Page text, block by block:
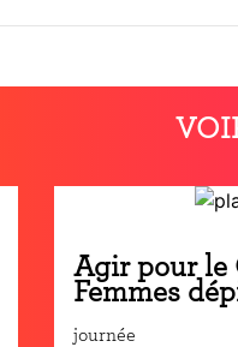
Agir pour le
Femmes
journée